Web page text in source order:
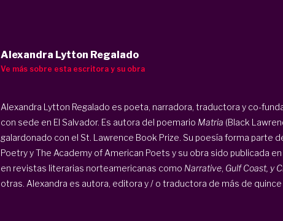
Alexandra Lytton Regalado
Ve más sobre esta escritora y su obra
Alexandra Lytton Regalado es poeta, narradora, traductora y co-
con sede en El Salvador. Es autora del poemario Matria (Black
galardonado con el St. Lawrence Book Prize. Su poesía forma parte
Poetry y The Academy of American Poets y su obra sido publicada
en revistas literarias norteamericanas como Narrative, Gulf Coast, y
otras. Alexandra es autora, editora y / o traductora de más de